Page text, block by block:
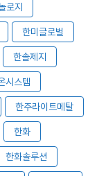
로지
한미글로벌
한솔제지
시스템
한주라이트메탈
한화
한화솔루션